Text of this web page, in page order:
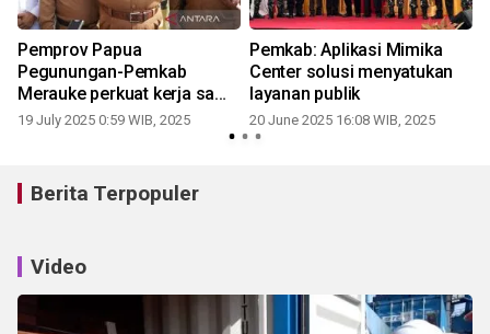
Pemprov Papua
Pegunungan-Pemkab
Merauke perkuat kerja sama
pertanian
19 July 2025 0:59 WIB, 2025
Pemkab: Aplikasi Mimika
Center solusi menyatukan
layanan publik
20 June 2025 16:08 WIB, 2025
Berita Terpopuler
Video